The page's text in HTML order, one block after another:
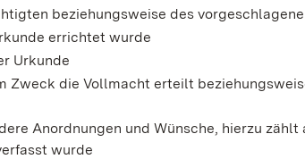
beziehungsweise des
errichtet wurde
Urkunde
Zweck die Vollmacht erteilt
Anordnungen und Wünsche, hierzu zählt
wurde